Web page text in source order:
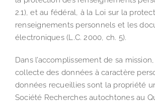
2.1), et au fédéral, à la Loi sur la
renseignements personnels et les
électroniques (L.C. 2000, ch. 5).
Dans l’accomplissement de sa
collecte des données à caractère
données recueillies sont la propriété
Société Recherches autochtones au